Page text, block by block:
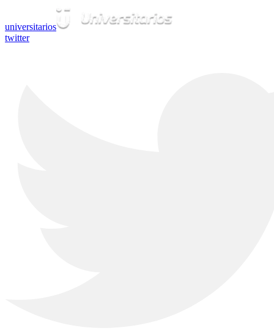
universitarios
twitter